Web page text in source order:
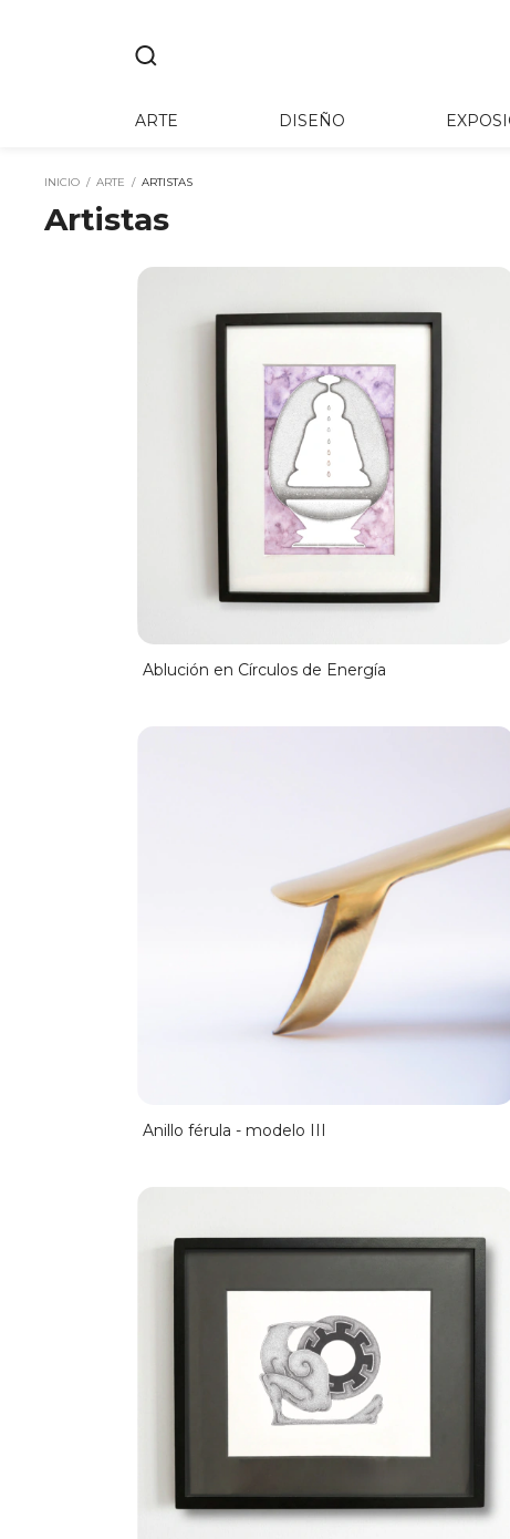
ARTE DISEÑO
INICIO / ARTE / ARTISTAS
Artistas
Ablución en Círculos de Energía
Anillo férula - modelo III